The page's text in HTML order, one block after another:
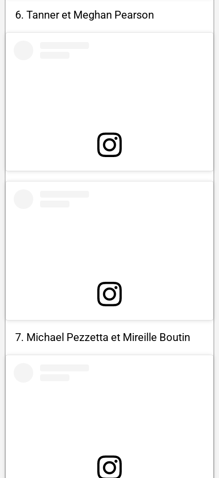
6. Tanner et Meghan Pearson
7. Michael Pezzetta et Mireille Boutin